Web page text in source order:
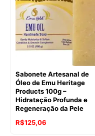
Sabonete Artesanal de
Óleo de Emu Heritage
Products 100g –
Hidratação Profunda e
Regeneração da Pele
O
R$125,06